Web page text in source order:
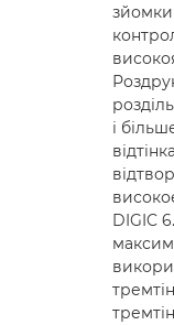
і
DIGIC